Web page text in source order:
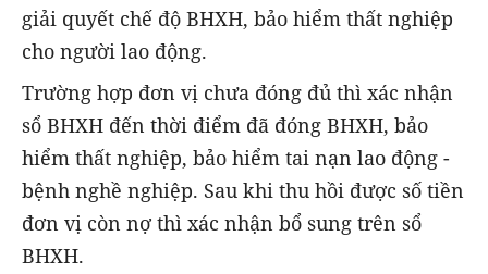
giải quyết chế độ BHXH, bảo hiểm thất nghiệp
cho người lao động.
Trường hợp đơn vị chưa đóng đủ thì xác nhận
sổ BHXH đến thời điểm đã đóng BHXH, bảo
hiểm thất nghiệp, bảo hiểm tai nạn lao động -
bệnh nghề nghiệp. Sau khi thu hồi được số tiền
đơn vị còn nợ thì xác nhận bổ sung trên sổ
BHXH.